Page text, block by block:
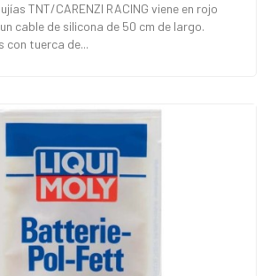
TNT/CARENZI RACING viene en rojo
cable de silicona de 50 cm de largo.
con tuerca de...